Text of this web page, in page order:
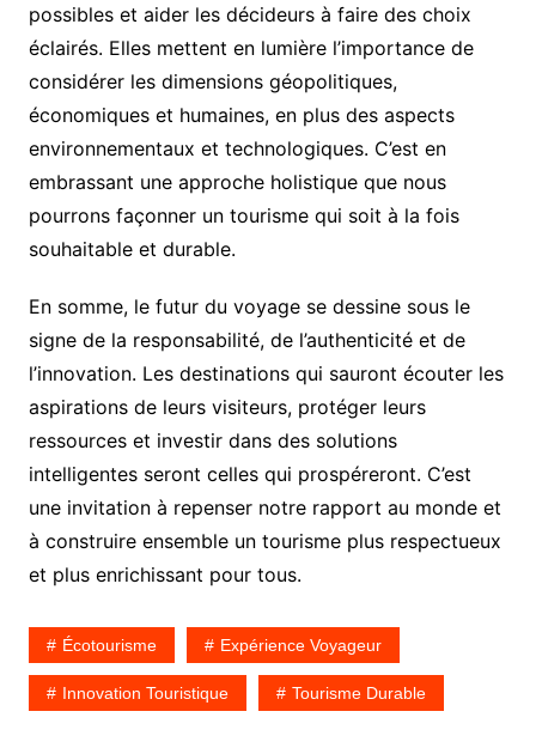
possibles et aider les décideurs à faire des choix
éclairés. Elles mettent en lumière l’importance de
considérer les dimensions géopolitiques,
économiques et humaines, en plus des aspects
environnementaux et technologiques. C’est en
embrassant une approche holistique que nous
pourrons façonner un tourisme qui soit à la fois
souhaitable et durable.
En somme, le futur du voyage se dessine sous le
signe de la responsabilité, de l’authenticité et de
l’innovation. Les destinations qui sauront écouter les
aspirations de leurs visiteurs, protéger leurs
ressources et investir dans des solutions
intelligentes seront celles qui prospéreront. C’est
une invitation à repenser notre rapport au monde et
à construire ensemble un tourisme plus respectueux
et plus enrichissant pour tous.
Écotourisme Expérience Voyageur
Innovation Touristique Tourisme Durable